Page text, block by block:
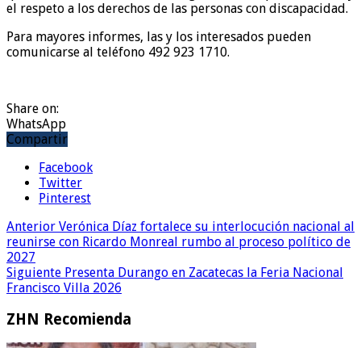
el respeto a los derechos de las personas con discapacidad.
Para mayores informes, las y los interesados pueden
comunicarse al teléfono 492 923 1710.
Share on:
WhatsApp
Compartir
Facebook
Twitter
Pinterest
Anterior Verónica Díaz fortalece su interlocución nacional al
reunirse con Ricardo Monreal rumbo al proceso político de
2027
Siguiente Presenta Durango en Zacatecas la Feria Nacional
Francisco Villa 2026
ZHN Recomienda